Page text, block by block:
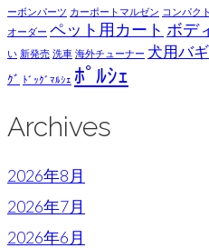
ーボンパーツ カーポートマルゼン コンパクト
オーダー ペット用カート ボデ
い 新発売 洗車 海外チューナー 犬用バ
ｸﾞ ﾄﾞｯｸﾞﾏﾙｼｪ ﾎﾟﾙｼｪ
Archives
2026年8月
2026年7月
2026年6月